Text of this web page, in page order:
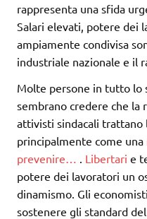
rappresenta una sfida
Salari elevati, potere dei
ampiamente condivisa
industriale nazionale e il
Molte persone in tutto lo
sembrano credere che la
attivisti sindacali trattano
principalmente come una
prevenire…
Libertari e
potere dei lavoratori un
dinamismo. Gli
sostenere gli standard